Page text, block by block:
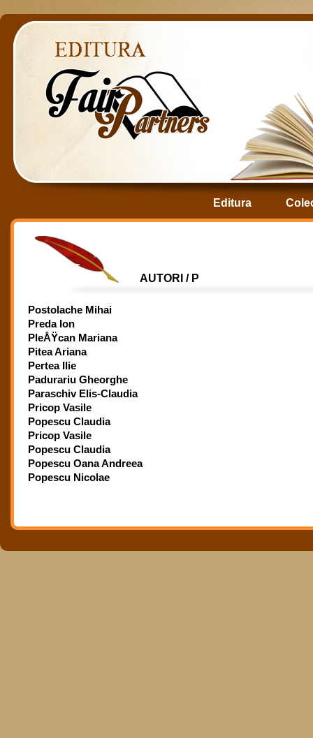
Editura
AUTORI / P
Postolache Mihai
Preda Ion
PleÅŸcan Mariana
Pitea Ariana
Pertea Ilie
Padurariu Gheorghe
Paraschiv Elis-Claudia
Pricop Vasile
Popescu Claudia
Pricop Vasile
Popescu Claudia
Popescu Oana Andreea
Popescu Nicolae